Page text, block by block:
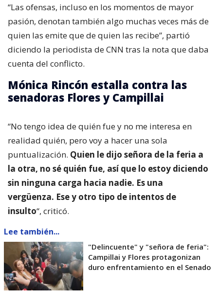
“Las ofensas, incluso en los momentos de mayor
pasión, denotan también algo muchas veces más de
quien las emite que de quien las recibe”, partió
diciendo la periodista de CNN tras la nota que daba
cuenta del conflicto.
Mónica Rincón estalla contra las
senadoras Flores y Campillai
“No tengo idea de quién fue y no me interesa en
realidad quién, pero voy a hacer una sola
puntualización. Quien le dijo señora de la feria a
la otra, no sé quién fue, así que lo estoy diciendo
sin ninguna carga hacia nadie. Es una
vergüenza. Ese y otro tipo de intentos de
insulto“, criticó.
Lee también...
"Delincuente" y "señora de feria":
Campillai y Flores protagonizan
duro enfrentamiento en el Senado